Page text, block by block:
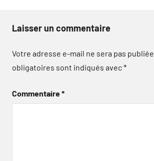
Laisser un commentaire
Votre adresse e-mail ne sera pas publiée.
obligatoires sont indiqués avec*
Commentaire*